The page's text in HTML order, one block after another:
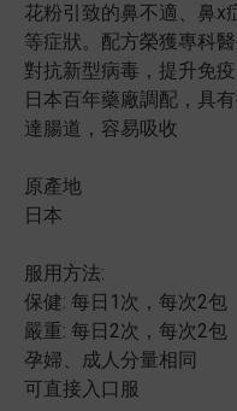
花粉引致的鼻不適、鼻x
等症狀。配方榮獲專科
對抗新型病毒，提升免
日本百年藥廠調配，具
達腸道，容易吸收
原產地
日本
服用方法:
保健: 每日1次，每次2包
嚴重: 每日2次，每次2包
孕婦、成人分量相同
可直接入口服